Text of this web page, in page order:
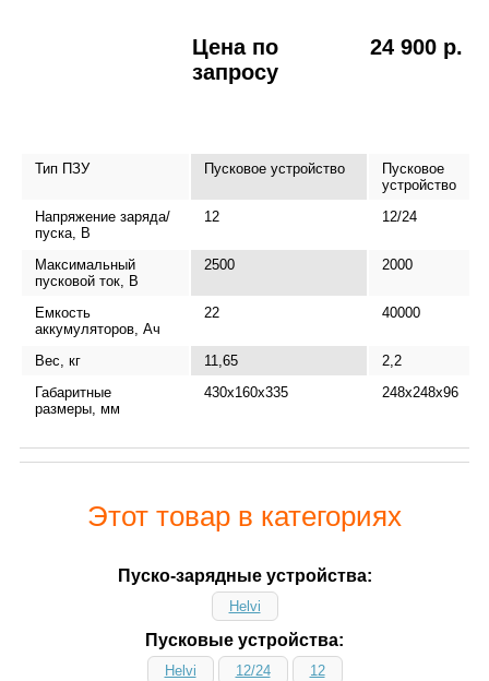
Цена по
запросу
24 900 р.
Тип ПЗУ Пусковое устройство
Пусковое
устройство
Напряжение заряда/
пуска, В
12 12/24
Максимальный
пусковой ток, В
2500 2000
Емкость
аккумуляторов, Ач
22 40000
Вес, кг 11,65
2,2
Габаритные
размеры, мм
430х160х335 248х248х96
Этот товар в категориях
Пуско-зарядные устройства:
Helvi
Пусковые устройства:
Helvi 12/24 12